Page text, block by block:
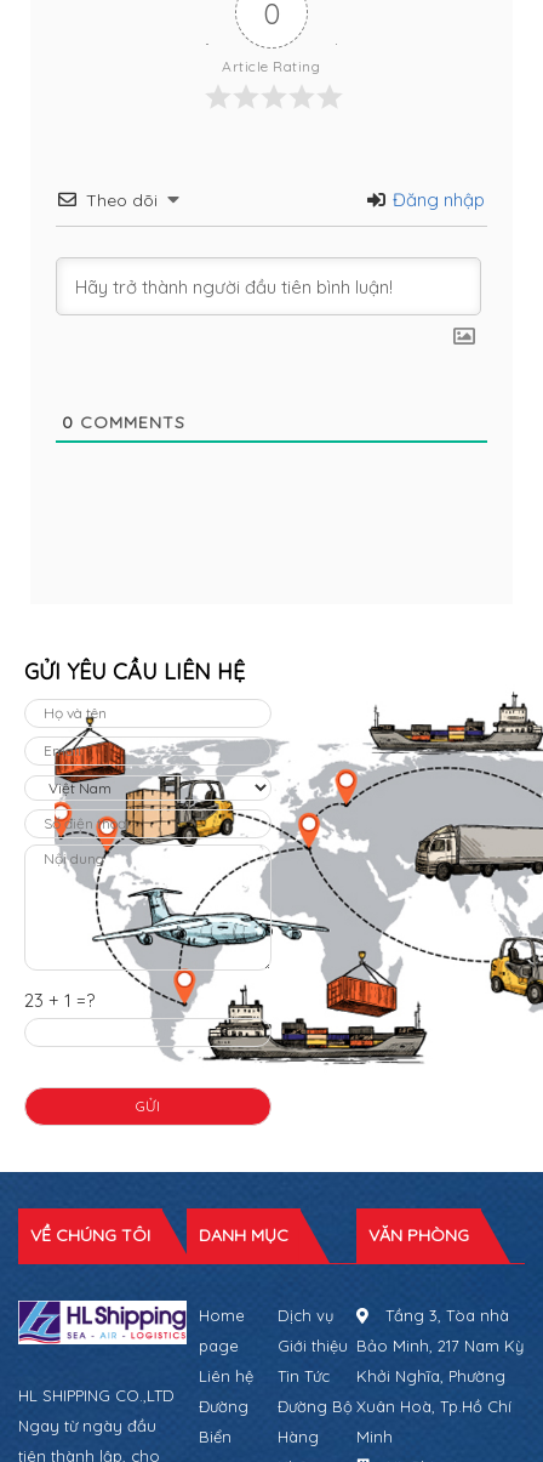
0
Article Rating
Theo dõi Đăng nhập
0 COMMENTS
GỬI YÊU CẦU LIÊN HỆ
23 + 1 =?
VỀ CHÚNG TÔI
HL SHIPPING CO.,LTD
Ngay từ ngày đầu
tiên thành lập, cho
DANH MỤC
Home
page
Dịch vụ
Giới thiệu
Liên hệ
Tin Tức
Đường
Biển
Đường Bộ
Hàng
VĂN PHÒNG
Tầng 3, Tòa nhà
Bảo Minh, 217 Nam Kỳ
Khởi Nghĩa, Phường
Xuân Hoà, Tp.Hồ Chí
Minh